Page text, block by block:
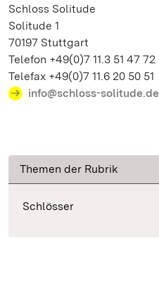
Schloss Solitude
Solitude 1
70197 Stuttgart
Telefon +49(0)7 11.3 51 47 72
Telefax +49(0)7 11.6 20 50 51
info@schloss-solitude.de
Themen der Rubrik
Schlösser